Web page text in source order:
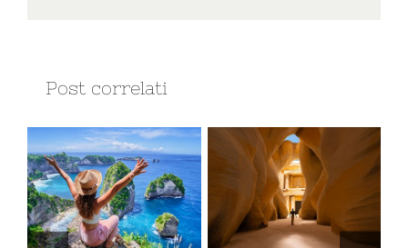
Post correlati